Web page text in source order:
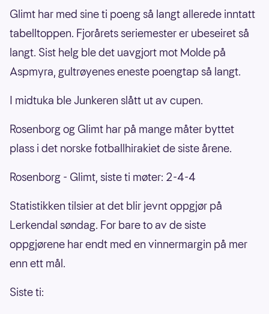
Glimt har med sine ti poeng så langt allerede inntatt
tabelltoppen. Fjorårets seriemester er ubeseiret så
langt. Sist helg ble det uavgjort mot Molde på
Aspmyra, gultrøyenes eneste poengtap så langt.
I midtuka ble Junkeren slått ut av cupen.
Rosenborg og Glimt har på mange måter byttet
plass i det norske fotballhirakiet de siste årene.
Rosenborg - Glimt, siste ti møter: 2-4-4
Statistikken tilsier at det blir jevnt oppgjør på
Lerkendal søndag. For bare to av de siste
oppgjørene har endt med en vinnermargin på mer
enn ett mål.
Siste ti: